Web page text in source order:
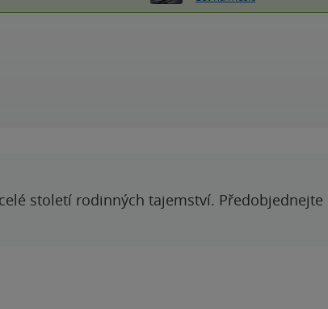
století rodinných tajemství. Předobjednejte